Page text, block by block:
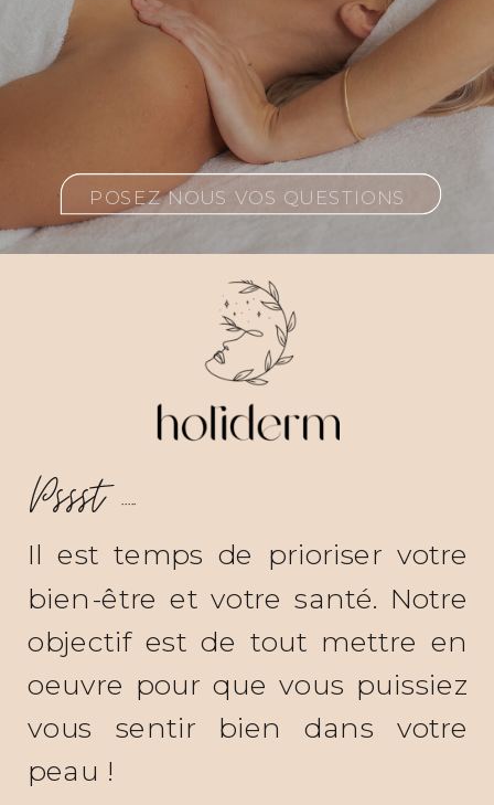
POSEZ NOUS VOS QUESTIONS
Il est temps de prioriser votre
bien-être et votre santé. Notre
objectif est de tout mettre en
oeuvre pour que vous puissiez
vous sentir bien dans votre
peau !
Pssst .....